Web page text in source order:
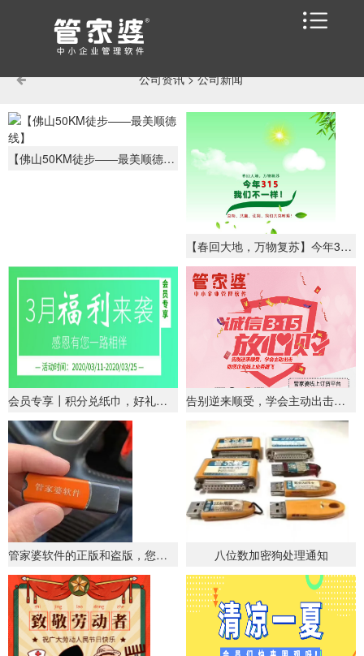
公司资讯>公司新闻
【佛山50KM徒步——最美顺德线】
【春回大地，万物复苏】今年315我们不一样！
会员专享┃积分兑纸巾，好礼等着您！ 告别逆来顺受，学会主动出击！——助您企业线上业务腾飞
管家婆软件的正版和盗版，您会识别吗？ 八位数加密狗处理通知